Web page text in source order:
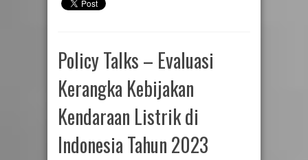
Policy Talks – Evaluasi
Kerangka Kebijakan
Kendaraan Listrik di
Indonesia Tahun 2023